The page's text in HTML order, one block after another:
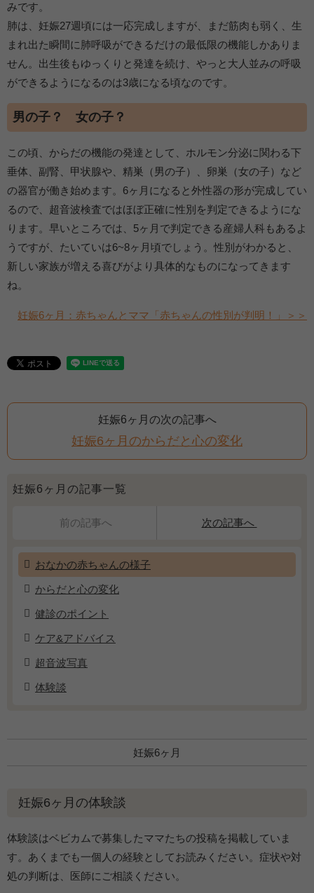
みです。
肺は、妊娠27週頃には一応完成しますが、まだ筋肉も弱く、生
まれ出た瞬間に肺呼吸ができるだけの最低限の機能しかありま
せん。出生後もゆっくりと発達を続け、やっと大人並みの呼吸
ができるようになるのは3歳になる頃なのです。
男の子？ 女の子？
この頃、からだの機能の発達として、ホルモン分泌に関わる下
垂体、副腎、甲状腺や、精巣（男の子）、卵巣（女の子）など
の器官が働き始めます。6ヶ月になると外性器の形が完成してい
るので、超音波検査ではほぼ正確に性別を判定できるようにな
ります。早いところでは、5ヶ月で判定できる産婦人科もあるよ
うですが、たいていは6~8ヶ月頃でしょう。性別がわかると、
新しい家族が増える喜びがより具体的なものになってきます
ね。
妊娠6ヶ月：赤ちゃんとママ「赤ちゃんの性別が判明！」＞＞
妊娠6ヶ月の次の記事へ
妊娠6ヶ月のからだと心の変化
妊娠6ヶ月の記事一覧
前の記事へ 次の記事へ
おなかの赤ちゃんの様子
からだと心の変化
健診のポイント
ケア&アドバイス
超音波写真
体験談
妊娠6ヶ月
妊娠6ヶ月の体験談
体験談はベビカムで募集したママたちの投稿を掲載していま
す。あくまでも一個人の経験としてお読みください。症状や対
処の判断は、医師にご相談ください。